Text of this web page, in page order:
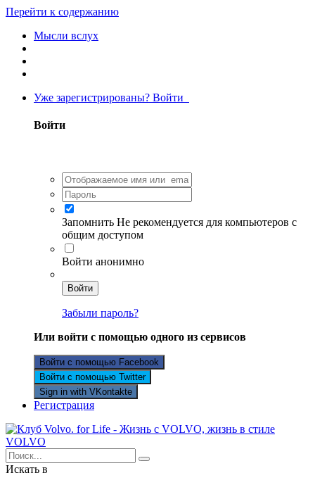
Перейти к содержанию
Мысли вслух
Уже зарегистрированы? Войти
Войти
Запомнить Не рекомендуется для компьютеров с
общим доступом
Войти анонимно
Войти
Забыли пароль?
Или войти с помощью одного из сервисов
Войти с помощью Facebook
Войти с помощью Twitter
Sign in with VKontakte
Регистрация
Искать в